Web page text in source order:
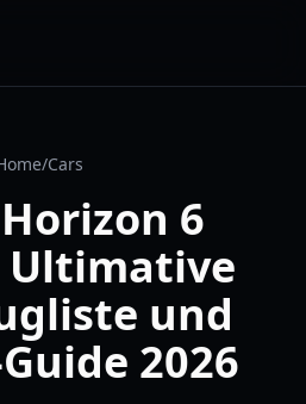
/Cars
6
Ultimative
und
2026